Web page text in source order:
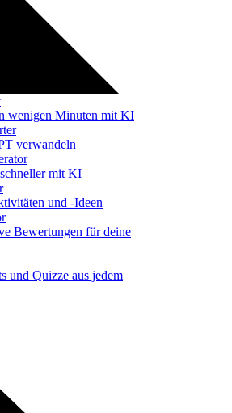
wenigen Minuten mit KI
verwandeln
mit KI
und -Ideen
Bewertungen für deine
und Quizze aus jedem